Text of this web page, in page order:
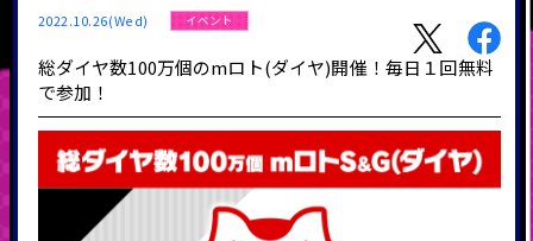
2022.10.26(Wed) イベント
総ダイヤ数100万個のmロト(ダイヤ)開催！毎日１回無料
で参加！